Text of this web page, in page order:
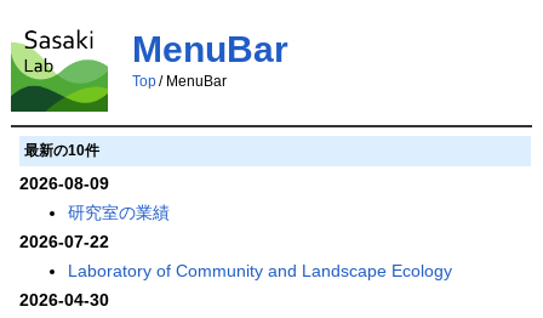
MenuBar
Top/ MenuBar
最新の10件
2026-08-09
研究室の業績
2026-07-22
Laboratory of Community and Landscape Ecology
2026-04-30